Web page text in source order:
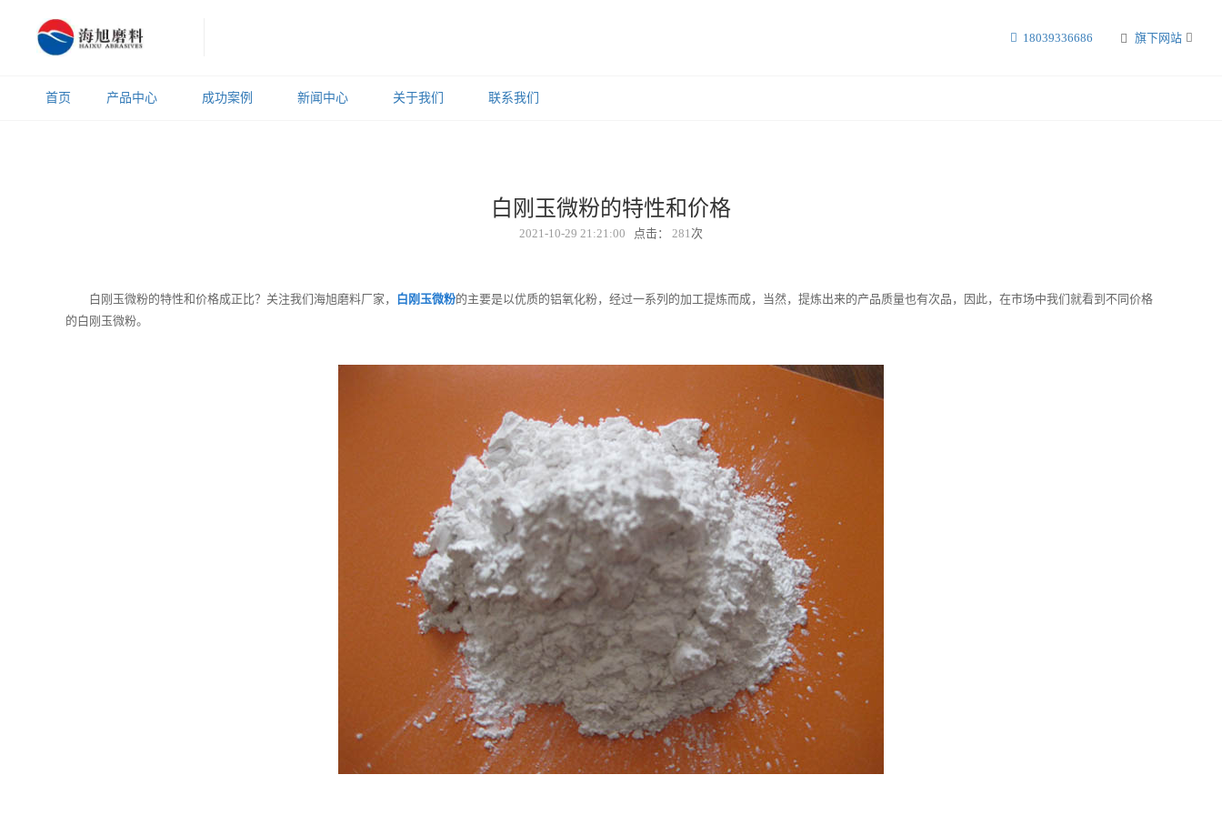
旗下网站
18039336686
首页 产品中心 成功案例 新闻中心 关于我们 联系我们
白刚玉微粉的特性和价格
2021-10-29 21:21:00 点击： 281次
白刚玉微粉的特性和价格成正比？关注我们海旭磨料厂家， 白刚玉微粉的主要是以优质的铝氧化粉，经过一系列的加工提炼而成，当然，提炼出来的产品质量也有次品，因此，在市场中我们就看到不同价格
的白刚玉微粉。